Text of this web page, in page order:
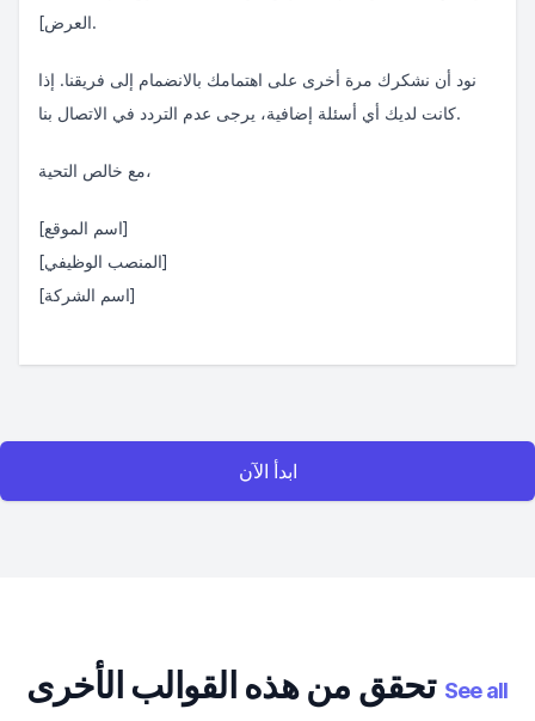
العرض].
نود أن نشكرك مرة أخرى على اهتمامك بالانضمام إلى فريقنا. إذا
كانت لديك أي أسئلة إضافية، يرجى عدم التردد في الاتصال بنا.
مع خالص التحية،
[اسم الموقع]
[المنصب الوظيفي]
[اسم الشركة]
ابدأ الآن
تحقق من هذه القوالب الأخرى See all